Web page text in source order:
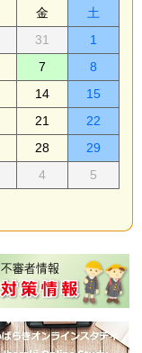
金
土
31
1
7
8
14
15
21
22
28
29
4 5